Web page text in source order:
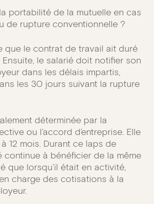
portabilité de la mutuelle en cas
de rupture conventionnelle ?
que le contrat de travail ait duré
Ensuite, le salarié doit notifier son
dans les délais impartis,
les 30 jours suivant la rupture
déterminée par la
ou l’accord d’entreprise. Elle
12 mois. Durant ce laps de
continue à bénéficier de la même
que lorsqu’il était en activité,
charge des cotisations à la